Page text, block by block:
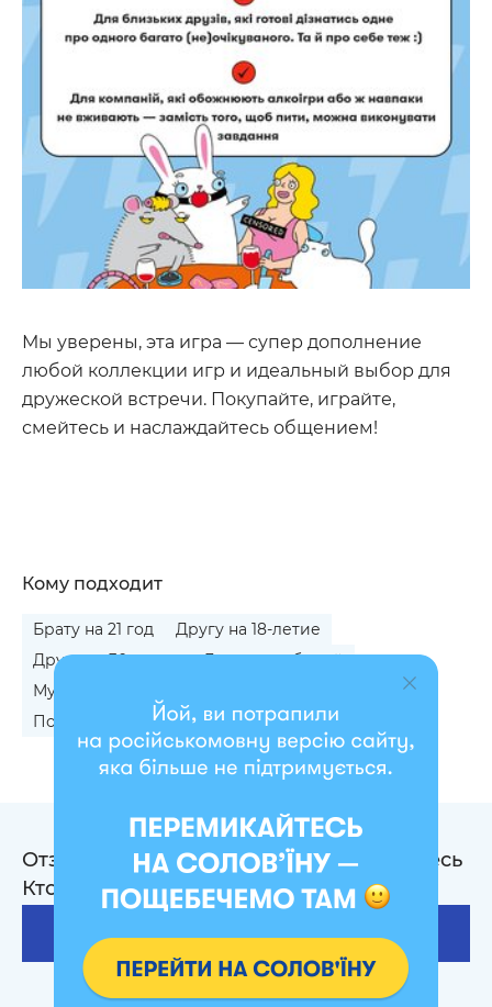
Мы уверены, эта игра — супер дополнение
любой коллекции игр и идеальный выбор для
дружеской встречи. Покупайте, играйте,
смейтесь и наслаждайтесь общением!
Кому подходит
Брату на 21 год
Другу на 18-летие
Другу на 30-летие
Другу на юбилей
Мужу на 25-летие
Подруге на 21 год
Отзывы на Игра для компании «Кто здесь
Кто?»
1